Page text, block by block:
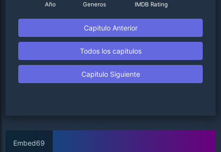
Año Generos IMDB Rating
Capitulo Anterior
Todos los capitulos
Capitulo Siguiente
Embed69